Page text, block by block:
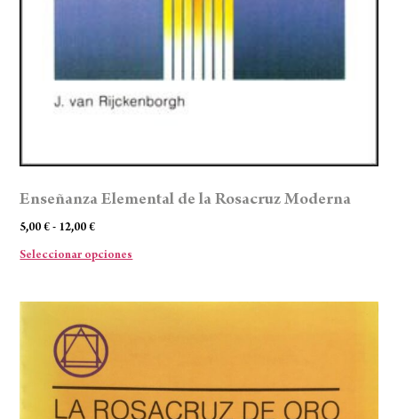
Enseñanza Elemental de la Rosacruz Moderna
5,00€ - 12,00€
Seleccionar opciones